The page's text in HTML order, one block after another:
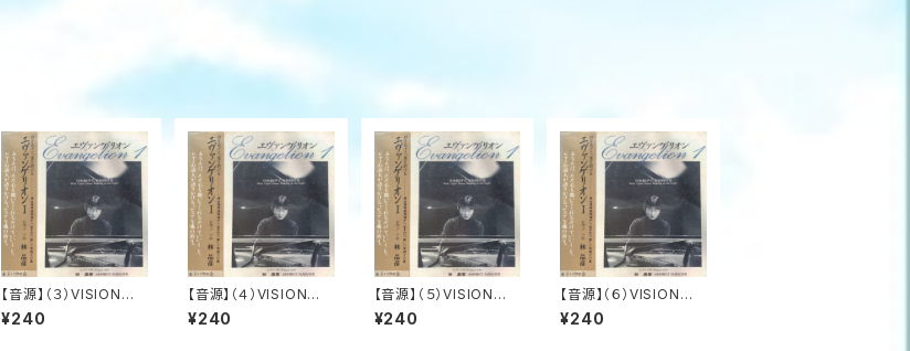
【音源】（３）VISION
２ 紅海を渡る_エヴァ
ンゲリオン 1
¥240
【音源】（４）VISION
３ パレットを持つ天使
_エヴァンゲリオン 1
¥240
【音源】（５）VISION
４ 緑色の恋人たち_エ
ヴァンゲリオン 1
¥240
【音源】（６）VISION
５ アポリネール礼賛_
エヴァンゲリオン 1
¥240